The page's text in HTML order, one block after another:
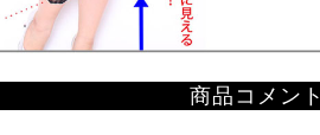
商品コメント